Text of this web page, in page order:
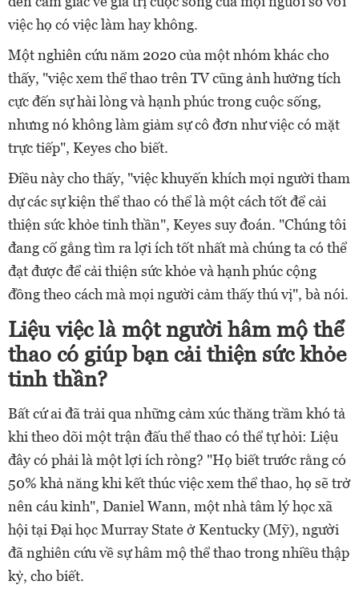
việc họ có việc làm hay không.
Một nghiên cứu năm 2020 của một nhóm khác cho
thấy, "việc xem thể thao trên TV cũng ảnh hưởng tích
cực đến sự hài lòng và hạnh phúc trong cuộc sống,
nhưng nó không làm giảm sự cô đơn như việc có mặt
trực tiếp", Keyes cho biết.
Điều này cho thấy, "việc khuyến khích mọi người tham
dự các sự kiện thể thao có thể là một cách tốt để cải
thiện sức khỏe tinh thần", Keyes suy đoán. "Chúng tôi
đang cố gắng tìm ra lợi ích tốt nhất mà chúng ta có thể
đạt được để cải thiện sức khỏe và hạnh phúc cộng
đồng theo cách mà mọi người cảm thấy thú vị", bà nói.
Liệu việc là một người hâm mộ thể
thao có giúp bạn cải thiện sức khỏe
tinh thần?
Bất cứ ai đã trải qua những cảm xúc thăng trầm khó tả
khi theo dõi một trận đấu thể thao có thể tự hỏi: Liệu
đây có phải là một lợi ích ròng? "Họ biết trước rằng có
50% khả năng khi kết thúc việc xem thể thao, họ sẽ trở
nên cáu kỉnh", Daniel Wann, một nhà tâm lý học xã
hội tại Đại học Murray State ở Kentucky (Mỹ), người
đã nghiên cứu về sự hâm mộ thể thao trong nhiều thập
kỷ, cho biết.